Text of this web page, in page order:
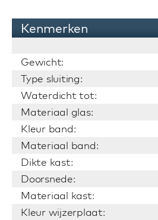
Kenmerken
Gewicht:
Type sluiting:
Waterdicht tot:
Materiaal glas:
Kleur band:
Materiaal band:
Dikte kast:
Doorsnede:
Materiaal kast:
Kleur wijzerplaat: